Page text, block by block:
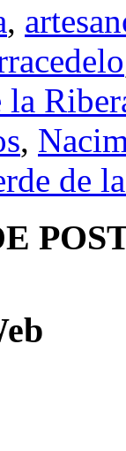
,
la
,
de